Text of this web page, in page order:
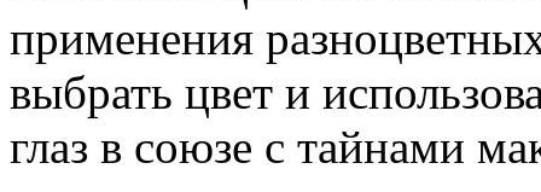
применения
выбрать цвет и
глаз в союзе с тайнами